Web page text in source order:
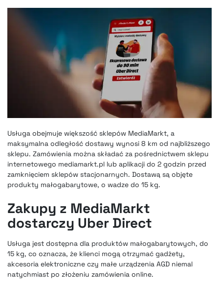
Usługa obejmuje większość sklepów MediaMarkt, a
maksymalna odległość dostawy wynosi 8 km od najbliższego
sklepu. Zamówienia można składać za pośrednictwem sklepu
internetowego mediamarkt.pl lub aplikacji do 2 godzin przed
zamknięciem sklepów stacjonarnych. Dostawą są objęte
produkty małogabarytowe, o wadze do 15 kg.
Zakupy z MediaMarkt
dostarczy Uber Direct
Usługa jest dostępna dla produktów małogabarytowych, do
15 kg, co oznacza, że klienci mogą otrzymać gadżety,
akcesoria elektroniczne czy małe urządzenia AGD niemal
natychmiast po złożeniu zamówienia online.